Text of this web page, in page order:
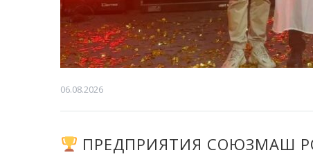
06.08.2026
ПРЕДПРИЯТИЯ СОЮЗМАШ